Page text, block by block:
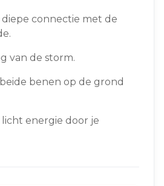
connectie met de
van de storm.
benen op de grond
energie door je